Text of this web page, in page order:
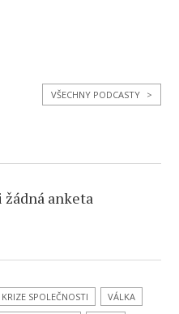
VŠECHNY PODCASTY >
anketa
KRIZE SPOLEČNOSTI
VÁLKA